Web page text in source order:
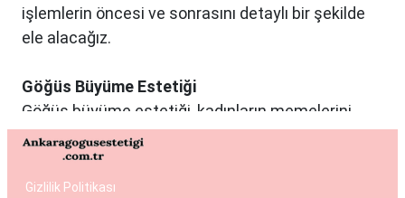
işlemlerin öncesi ve sonrasını detaylı bir şekilde
ele alacağız.
Göğüs Büyüme Estetiği
Göğüs büyüme estetiği, kadınların memelerini
istedikleri boyuta getirmek ve vücut oranlarını
dengelemek istedikleri durumlarda tercih edilen
bir estetik operasyondur. Bu işlemde genellikle
Gizlilik Politikası